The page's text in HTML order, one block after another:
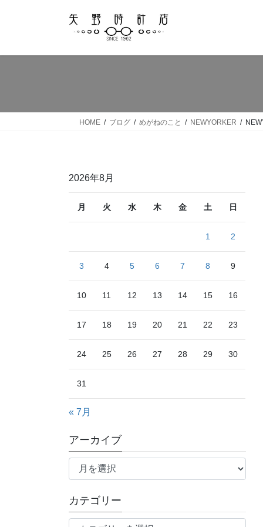
HOME ブログ めがねのこと NEWYORKER
2026年8月
月 火 水 木 金 土 日
1 2
3 4 5 6 7 8 9
10 11 12 13 14 15 16
17 18 19 20 21 22 23
24 25 26 27 28 29 30
31
« 7月
アーカイブ
ア
イ
ブ
カテゴリー